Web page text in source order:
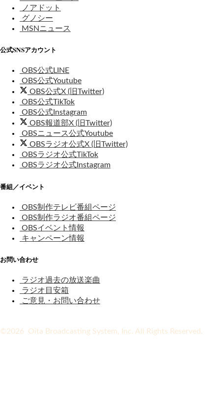
ノアドット
グノシー
MSNニュース
公式SNSアカウント
OBS公式LINE
OBS公式Youtube
OBS公式X (旧Twitter)
OBS公式TikTok
OBS公式Instagram
OBS報道部X (旧Twitter)
OBSニュース公式Youtube
OBSラジオ公式X (旧Twitter)
OBSラジオ公式TikTok
OBSラジオ公式Instagram
番組／イベント
OBS制作テレビ番組ページ
OBS制作ラジオ番組ページ
OBSイベント情報
キャンペーン情報
お問い合わせ
ラジオ過去の放送楽曲
ラジオ目安箱
ご意見・お問い合わせ
©2026 Oita Broadcasting System, Inc. All Rights Reserved.